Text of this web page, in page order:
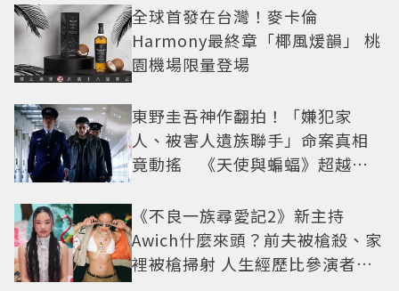
全球首發在台灣！麥卡倫
Harmony最終章「椰風煖韻」 桃
園機場限量登場
東野圭吾神作翻拍！「嫌犯家
人、被害人遺族聯手」命案真相
竟動搖 《天使與蝙蝠》超越懸
《不良一族尋愛記2》新主持
Awich什麼來頭？前夫被槍殺、家
裡被槍掃射 人生經歷比參演者還